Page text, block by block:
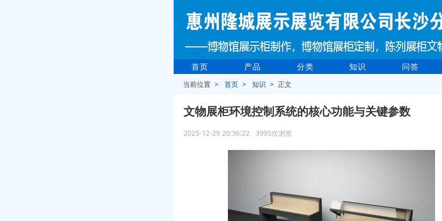
首页 产品 分类 知识 问答
当前位置 >首页 >知识 > 正文
文物展柜环境控制系统的核心功能与关键参数
2025-12-29 20:36:22 3995次浏览